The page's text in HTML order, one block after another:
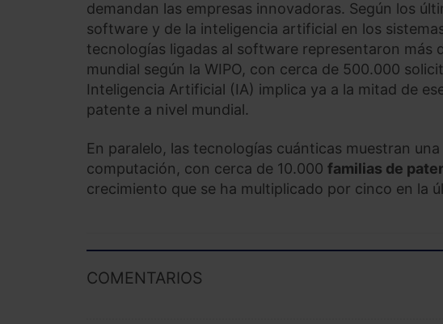
demandan las empresas innovadoras. Según los
software y de la inteligencia artificial en los
tecnologías ligadas al software representaron más
mundial según la WIPO, con cerca de 500.000
Inteligencia Artificial (IA) implica ya a la mitad de
patente a nivel mundial.
En paralelo, las tecnologías cuánticas muestran
computación, con cerca de 10.000 familias de
crecimiento que se ha multiplicado por cinco en la
COMENTARIOS